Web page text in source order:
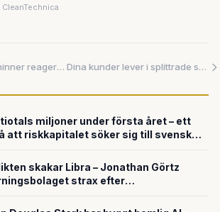
Ingen människa hinner reagera – och ingen maskin kan ställas till svars
Dina kunder lever i splittrade system – nu lovar SAP att sy ihop dem i en realtidsprofil
miljoner under första året – ett
att riskkapitalet söker sig till svensk
skakar Libra – Jonathan Görtz
strax efter